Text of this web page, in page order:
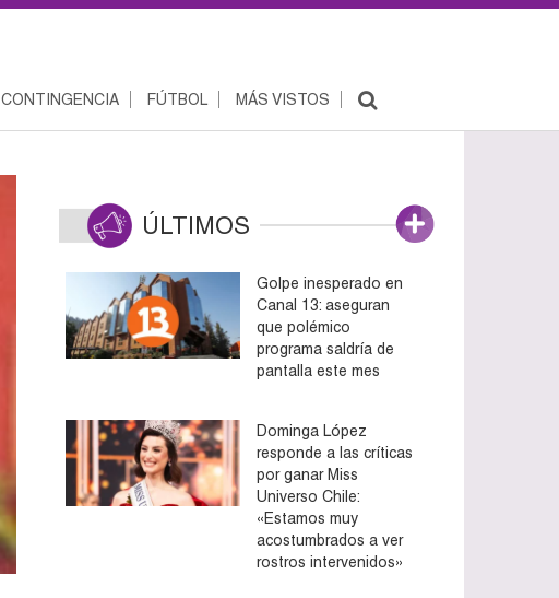
CONTINGENCIA FÚTBOL MÁS VISTOS
ÚLTIMOS
Golpe inesperado en
Canal 13: aseguran
que polémico
programa saldría de
pantalla este mes
Dominga López
responde a las críticas
por ganar Miss
Universo Chile:
«Estamos muy
acostumbrados a ver
rostros intervenidos»